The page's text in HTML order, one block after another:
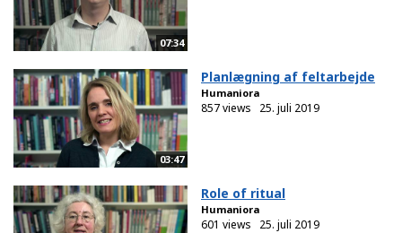
07:34
03:47
Planlægning af feltarbejde
Humaniora
857 views 25. juli 2019
Role of ritual
Humaniora
601 views 25. juli 2019